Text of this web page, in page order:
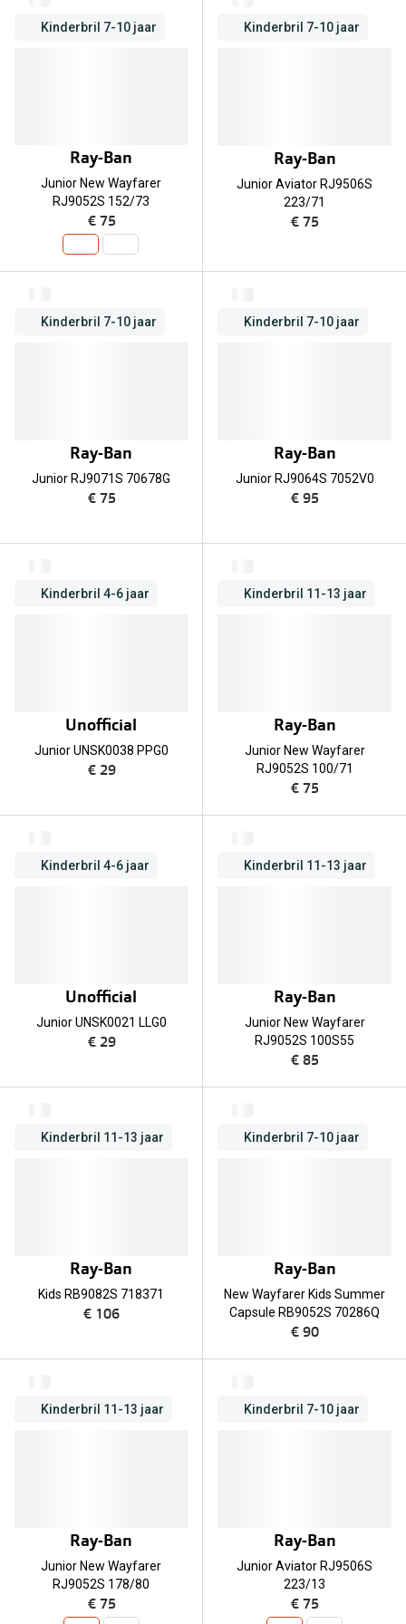
Nieuwe collectie
Michael Kors
Emporio Armani
Unofficial
Ralph Lauren
Online hulp & advies
Online bril kopen in maar 4 stappen
Brillentrends
Alles over brillen
Lenzen
Kinderbril 7-10 jaar
Ray-Ban
Junior New Wayfarer
RJ9052S 152/73
€ 75
Kinderbril 7-10 jaar
Ray-Ban
Junior Aviator RJ9506S
223/71
€ 75
Kinderbril 7-10 jaar
Ray-Ban
Junior RJ9071S 70678G
€ 75
Kinderbril 7-10 jaar
Ray-Ban
Junior RJ9064S 7052V0
€ 95
Kinderbril 4-6 jaar
Unofficial
Junior UNSK0038 PPG0
€ 29
Kinderbril 11-13 jaar
Ray-Ban
Junior New Wayfarer
RJ9052S 100/71
€ 75
Kinderbril 4-6 jaar
Unofficial
Junior UNSK0021 LLG0
€ 29
Kinderbril 11-13 jaar
Ray-Ban
Junior New Wayfarer
RJ9052S 100S55
€ 85
Kinderbril 11-13 jaar
Ray-Ban
Kids RB9082S 718371
€ 106
Kinderbril 7-10 jaar
Ray-Ban
New Wayfarer Kids Summer
Capsule RB9052S 70286Q
€ 90
Kinderbril 11-13 jaar
Ray-Ban
Junior New Wayfarer
RJ9052S 178/80
€ 75
Kinderbril 7-10 jaar
Ray-Ban
Junior Aviator RJ9506S
223/13
€ 75